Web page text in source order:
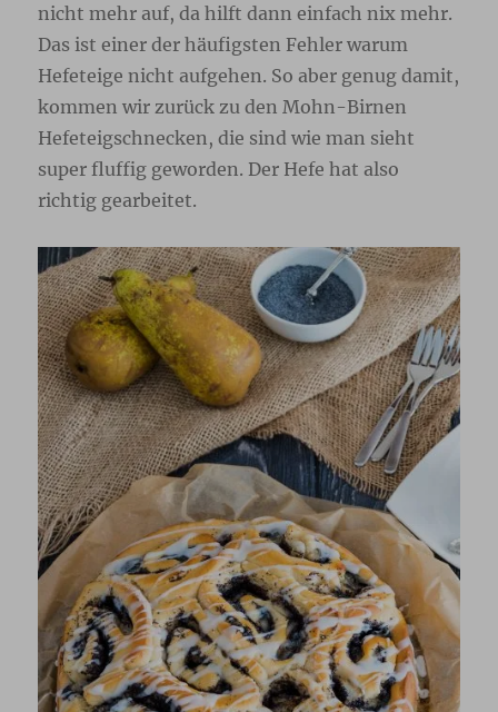
nicht mehr auf, da hilft dann einfach nix mehr.
Das ist einer der häufigsten Fehler warum
Hefeteige nicht aufgehen. So aber genug damit,
kommen wir zurück zu den Mohn-Birnen
Hefeteigschnecken, die sind wie man sieht
super fluffig geworden. Der Hefe hat also
richtig gearbeitet.